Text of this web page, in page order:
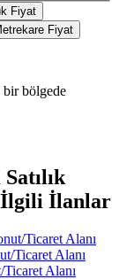
Fiyat
Fiyat
bir bölgede
İlgili İlanlar
Ticaret Alanı
Ticaret Alanı
Alanı